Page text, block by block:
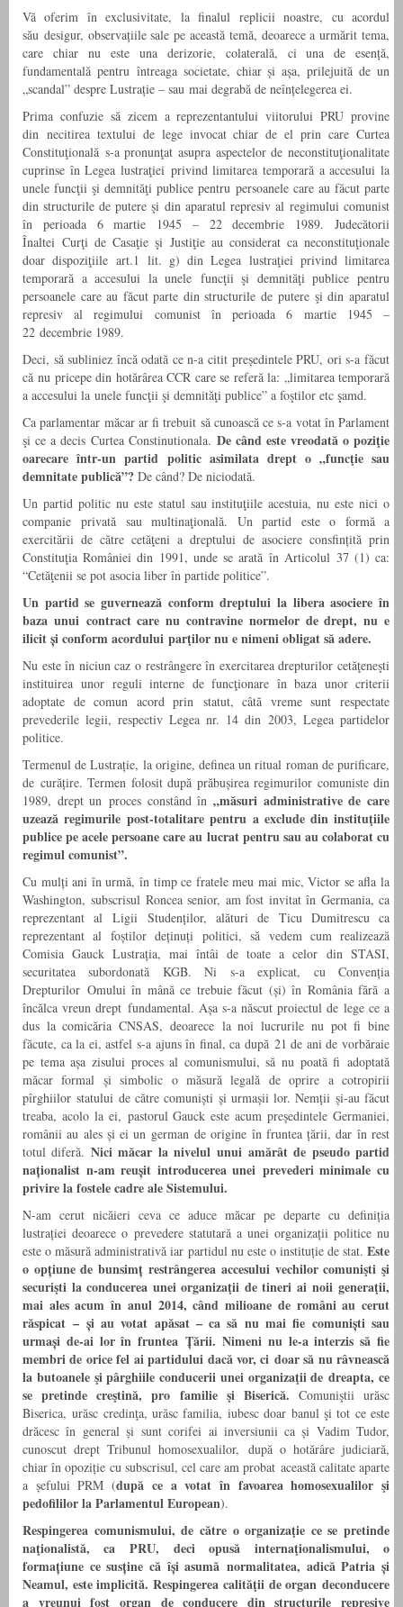
Vă oferim în exclusivitate, la finalul replicii noastre, cu acordul
său desigur, observațiile sale pe această temă, deoarece a urmărit tema,
care chiar nu este una derizorie, colaterală, ci una de esență,
fundamentală pentru întreaga societate, chiar și așa, prilejuită de un
„scandal” despre Lustrație – sau mai degrabă de neînțelegerea ei.
Prima confuzie să zicem a reprezentantului viitorului PRU provine
din necitirea textului de lege invocat chiar de el prin care Curtea
Constituţională s-a pronunţat asupra aspectelor de neconstituţionalitate
cuprinse în Legea lustraţiei privind limitarea temporară a accesului la
unele funcţii şi demnităţi publice pentru persoanele care au făcut parte
din structurile de putere şi din aparatul represiv al regimului comunist
în perioada 6 martie 1945 – 22 decembrie 1989. Judecătorii
Înaltei Curţi de Casaţie şi Justiţie au considerat ca neconstituţionale
doar dispoziţiile art.1 lit. g) din Legea lustraţiei privind limitarea
temporară a accesului la unele funcţii şi demnităţi publice pentru
persoanele care au făcut parte din structurile de putere şi din aparatul
represiv al regimului comunist în perioada 6 martie 1945 –
22 decembrie 1989.
Deci, să subliniez încă odată ce n-a citit președintele PRU, ori s-a făcut
că nu pricepe din hotărârea CCR care se referă la: „limitarea temporară
a accesului la unele funcţii şi demnităţi publice” a foştilor etc şamd.
Ca parlamentar măcar ar fi trebuit să cunoască ce s-a votat în Parlament
şi ce a decis Curtea Constinutionala. De când este vreodată o poziţie
oarecare într-un partid politic asimilata drept o „funcţie sau
demnitate publică”? De când? De niciodată.
Un partid politic nu este statul sau instituţiile acestuia, nu este nici o
companie privată sau multinaţională. Un partid este o formă a
exercitării de către cetăţeni a dreptului de asociere consfințită prin
Constituţia României din 1991, unde se arată în Articolul 37 (1) ca:
“Cetăţenii se pot asocia liber în partide politice”.
Un partid se guvernează conform dreptului la libera asociere în
baza unui contract care nu contravine normelor de drept, nu e
ilicit și conform acordului parţilor nu e nimeni obligat să adere.
Nu este în niciun caz o restrângere în exercitarea drepturilor cetăţeneşti
instituirea unor reguli interne de funcţionare în baza unor criterii
adoptate de comun acord prin statut, câtă vreme sunt respectate
prevederile legii, respectiv Legea nr. 14 din 2003, Legea partidelor
politice.
Termenul de Lustrație, la origine, definea un ritual roman de purificare,
de curățire. Termen folosit după prăbușirea regimurilor comuniste din
1989, drept un proces constând în „măsuri administrative de care
uzează regimurile post-totalitare pentru a exclude din instituţiile
publice pe acele persoane care au lucrat pentru sau au colaborat cu
regimul comunist”.
Cu mulți ani în urmă, în timp ce fratele meu mai mic, Victor se afla la
Washington, subscrisul Roncea senior, am fost invitat în Germania, ca
reprezentant al Ligii Studenților, alături de Ticu Dumitrescu ca
reprezentant al foștilor deținuți politici, să vedem cum realizează
Comisia Gauck Lustrația, mai întâi de toate a celor din STASI,
securitatea subordonată KGB. Ni s-a explicat, cu Convenția
Drepturilor Omului în mână ce trebuie făcut (și) în România fără a
încălca vreun drept fundamental. Așa s-a născut proiectul de lege ce a
dus la comicăria CNSAS, deoarece la noi lucrurile nu pot fi bine
făcute, ca la ei, astfel s-a ajuns în final, ca după 21 de ani de vorbăraie
pe tema așa zisului proces al comunismului, să nu poată fi adoptată
măcar formal și simbolic o măsură legală de oprire a cotropirii
pîrghiilor statului de către comuniști și urmașii lor. Nemții și-au făcut
treaba, acolo la ei, pastorul Gauck este acum președintele Germaniei,
românii au ales și ei un german de origine în fruntea țării, dar în rest
totul diferă. Nici măcar la nivelul unui amărât de pseudo partid
naționalist n-am reușit introducerea unei prevederi minimale cu
privire la fostele cadre ale Sistemului.
N-am cerut nicăieri ceva ce aduce măcar pe departe cu definiția
lustrației deoarece o prevedere statutară a unei organizații politice nu
este o măsură administrativă iar partidul nu este o instituție de stat. Este
o opțiune de bunsimț restrângerea accesului vechilor comunişti şi
securişti la conducerea unei organizaţii de tineri ai noii generaţii,
mai ales acum în anul 2014, când milioane de români au cerut
răspicat – și au votat apăsat – ca să nu mai fie comuniști sau
urmași de-ai lor în fruntea Țării. Nimeni nu le-a interzis să fie
membri de orice fel ai partidului dacă vor, ci doar să nu râvnească
la butoanele şi pârghiile conducerii unei organizaţii de dreapta, ce
se pretinde creştină, pro familie şi Biserică. Comuniştii urăsc
Biserica, urăsc credinţa, urăsc familia, iubesc doar banul şi tot ce este
drăcesc în general și sunt corifei ai inversiunii ca și Vadim Tudor,
cunoscut drept Tribunul homosexualilor, după o hotărâre judiciară,
chiar în opoziție cu subscrisul, cel care am probat această calitate aparte
a șefului PRM (după ce a votat în favoarea homosexualilor şi
pedofililor la Parlamentul European).
Respingerea comunismului, de către o organizaţie ce se pretinde
naţionalistă, ca PRU, deci opusă internaţionalismului, o
formațiune ce susține că își asumă normalitatea, adică Patria și
Neamul, este implicită. Respingerea calităţii de organ deconducere
a vreunui fost organ de conducere din structurile represive